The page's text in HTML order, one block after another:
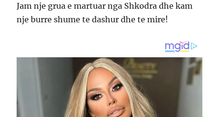
Jam nje grua e martuar nga Shkodra dhe kam
nje burre shume te dashur dhe te mire!